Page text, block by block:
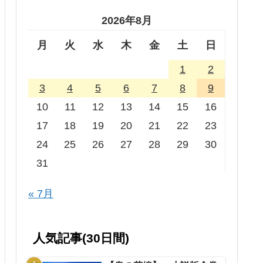
2026年8月
月 火 水 木 金 土 日
1
2
3
4 5 6 7 8
9
10
11 12 13 14 15
16
17
18 19 20 21 22
23
24
25 26 27 28 29
30
31
« 7月
人気記事(30日間)